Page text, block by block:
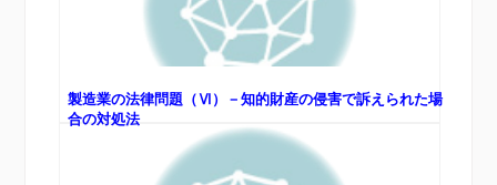
製造業の法律問題（Ⅵ）－知的財産の侵害で訴えられた場
合の対処法